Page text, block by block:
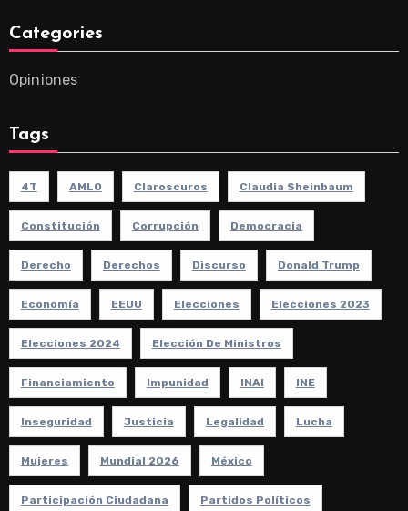
Categories
Opiniones
Tags
4T AMLO Claroscuros Claudia Sheinbaum
Constitución Corrupción Democracia
Derecho Derechos Discurso Donald Trump
Economía EEUU Elecciones Elecciones 2023
Elecciones 2024 Elección De Ministros
Financiamiento Impunidad INAI INE
Inseguridad Justicia Legalidad Lucha
Mujeres Mundial 2026 México
Participación Ciudadana Partidos Políticos